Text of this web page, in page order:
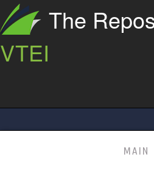
The
VTEI
MAIN